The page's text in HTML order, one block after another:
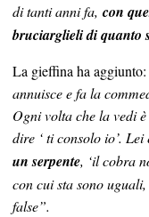
di tanti anni fa, con
bruciarglieli di quanto
La gieffina ha aggiunto:
annuisce e fa la
Ogni volta che la vedi
dire ‘ ti consolo io’.
un serpente, ‘il cobra
con cui sta sono
false”.